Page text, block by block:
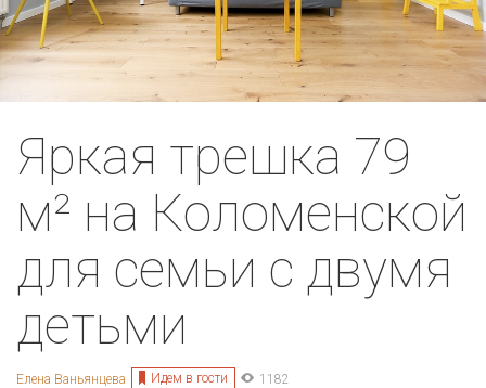
Яркая трешка 79
м² на Коломенской
для семьи с двумя
детьми
Елена Ваньянцева Идем в гости 1182